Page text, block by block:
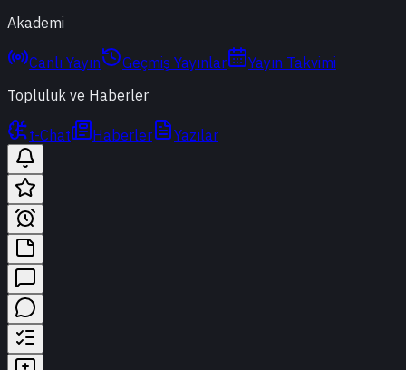
Akademi
Canlı Yayın Geçmiş Yayınlar
Yayın Takvimi
Topluluk ve Haberler
t-Chat Haberler Yazılar